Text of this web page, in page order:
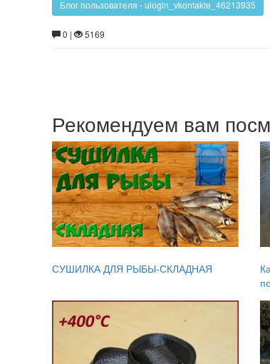
Блог пользователя - ulogin_vkontakte_46213935
0 | 5169
Рекомендуем вам
СУШИЛКА ДЛЯ РЫБЫ-СКЛАДНАЯ